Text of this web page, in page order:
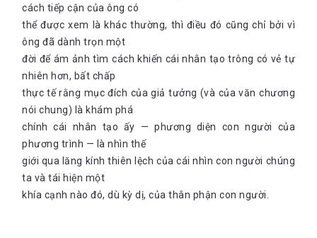
cách tiếp cận của ông có
thể được xem là khác thường, thì điều đó cũng chỉ bởi vì
ông đã dành trọn một
đời để ám ảnh tìm cách khiến cái nhân tạo trông có vẻ tự
nhiên hơn, bất chấp
thực tế rằng mục đích của giả tưởng (và của văn chương
nói chung) là khám phá
chính cái nhân tạo ấy — phương diện con người của
phương trình — là nhìn thế
giới qua lăng kính thiên lệch của cái nhìn con người chúng
ta và tái hiện một
khía cạnh nào đó, dù kỳ dị, của thân phận con người.